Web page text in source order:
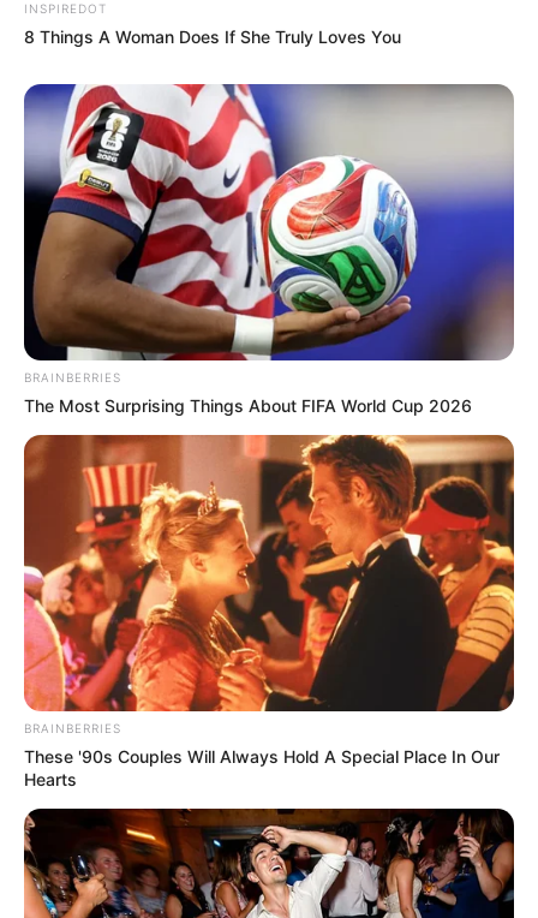
INSPIREDOT
8 Things A Woman Does If She Truly Loves You
BRAINBERRIES
The Most Surprising Things About FIFA World Cup 2026
BRAINBERRIES
These '90s Couples Will Always Hold A Special Place In Our
Hearts